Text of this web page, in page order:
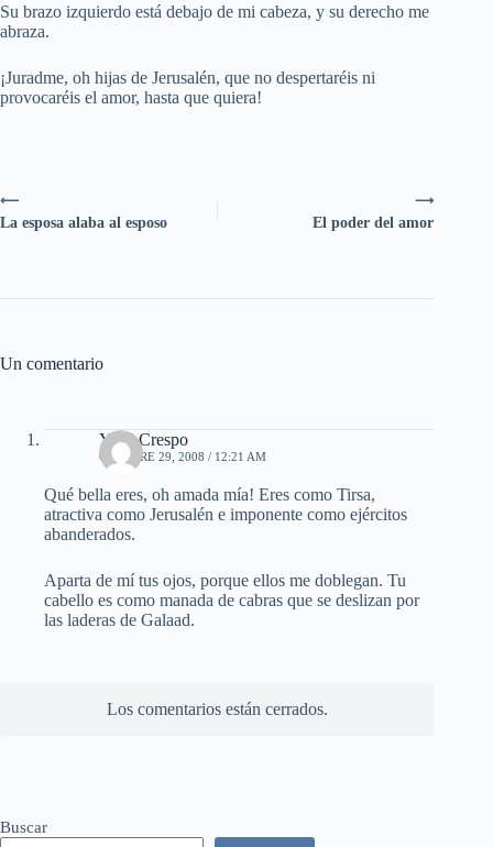
Su brazo izquierdo está debajo de mi cabeza, y su derecho me
abraza.
¡Juradme, oh hijas de Jerusalén, que no despertaréis ni
provocaréis el amor, hasta que quiera!
⟶
El poder del amor
⟵
La esposa alaba al esposo
Un comentario
Yirvi Crespo
OCTUBRE 29, 2008 / 12:21 AM
Qué bella eres, oh amada mía! Eres como Tirsa,
atractiva como Jerusalén e imponente como ejércitos
abanderados.
Aparta de mí tus ojos, porque ellos me doblegan. Tu
cabello es como manada de cabras que se deslizan por
las laderas de Galaad.
Los comentarios están cerrados.
Buscar